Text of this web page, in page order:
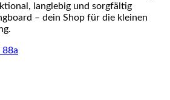
langlebig und sorgfältig
– dein Shop für die kleinen